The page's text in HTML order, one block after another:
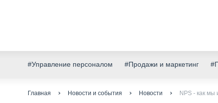
#Управление персоналом #Продажи и маркетинг
Главная Новости и события Новости NPS - как мы